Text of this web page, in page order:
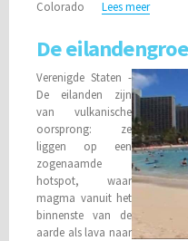
Colorado Lees meer
De
Verenigde Staten -
De eilanden zijn
van vulkanische
oorsprong: ze
liggen op een
zogenaamde
hotspot, waar
magma vanuit het
binnenste van de
aarde als lava naar